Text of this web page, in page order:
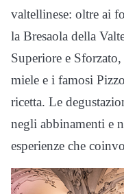
valtellinese: oltre ai
la Bresaola della
Superiore e
miele e i famosi
ricetta. Le
negli abbinamenti e
esperienze che